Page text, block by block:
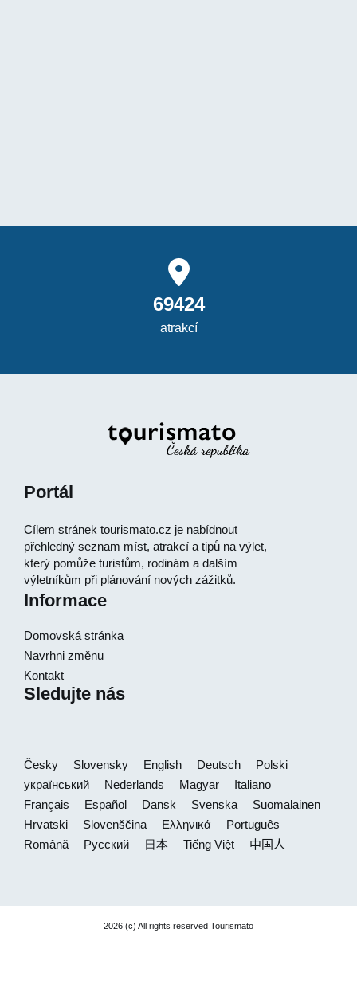
69424
atrakcí
Portál
Cílem stránek tourismato.cz je nabídnout
přehledný seznam míst, atrakcí a tipů na výlet,
který pomůže turistům, rodinám a dalším
výletníkům při plánování nových zážitků.
Informace
Domovská stránka
Navrhni změnu
Kontakt
Sledujte nás
Česky Slovensky English Deutsch
Polski
український
Nederlands Magyar
Italiano
Français
Español Dansk Svenska
Suomalainen
Hrvatski
Slovenščina Ελληνικά
Português
Română
Русский 日本 Tiếng Việt 中国人
2026 (c) All rights reserved Tourismato